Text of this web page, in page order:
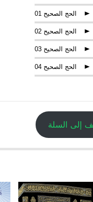
p الحج الصحيح 01
p الحج الصحيح 02
p الحج الصحيح 03
p الحج الصحيح 04
p الحج الصحيح 06
الحج الصحيح 07
p الحج الصحيح 08
إلى السلة